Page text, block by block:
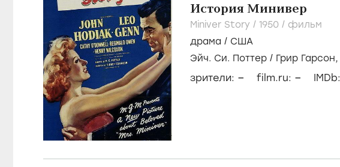
История Минивер
Miniver Story / 1950 / фильм
драма / США
Эйч. Си. Поттер / Грир Гарсон,
зрители: – film.ru: – IMDb: